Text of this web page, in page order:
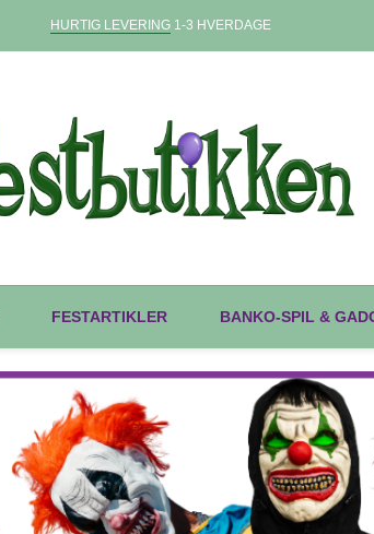
HURTIG LEVERING1-3 HVERDAGE
FESTARTIKLER BANKO-SPIL &